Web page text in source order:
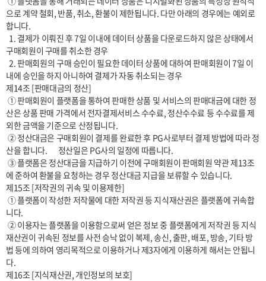
으로 계약 철회, 반품, 취소, 환불이 제한됩니다. 다만 아래의 경우에는 예외로
합니다.
구매회원이 구매를 취소한 경우
  2. 판매회원의 구매 승인이 필요한 데이터 상품에 대하여 판매회원이 7일 이
내에 승인을 하지 아니하여 결제가 자동 취소되는 경우
제14조 [판매대금의 정산]
산은 상품 판매 가격에서 전자결제서비스 수수료, 정산수수료 등 수수료를 제
외한 금액을 기준으로 산정됩니다.
산을 합니다.       정산일은 PG사의 일정에 따릅니다.
에 준하여 환불을 요청하는 경우 정산대금 지급을 보류할 수 있습니다.
제15조 [저작권의 귀속 및 이용제한]
니다.
재산권이 귀속된 정보를 사전 승낙 없이 복제, 송신, 출판, 배포, 방송, 기타 방
법 등에 의하여 영리목적으로 이용하거나 제3자에게 이용하게 해서는 안됩니
다.
제16조 [지식재산권, 개인정보의 보호]